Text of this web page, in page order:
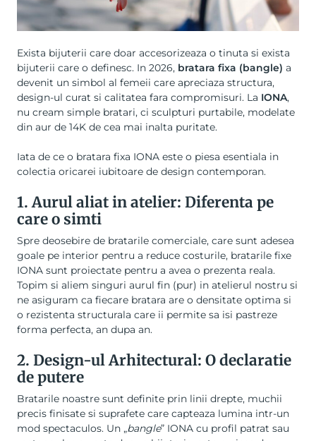
Exista bijuterii care doar accesorizeaza o tinuta si exista
bijuterii care o definesc. In 2026, bratara fixa (bangle) a
devenit un simbol al femeii care apreciaza structura,
design-ul curat si calitatea fara compromisuri. La IONA,
nu cream simple bratari, ci sculpturi purtabile, modelate
din aur de 14K de cea mai inalta puritate.
Iata de ce o bratara fixa IONA este o piesa esentiala in
colectia oricarei iubitoare de design contemporan.
1. Aurul aliat in atelier: Diferenta pe
care o simti
Spre deosebire de bratarile comerciale, care sunt adesea
goale pe interior pentru a reduce costurile, bratarile fixe
IONA sunt proiectate pentru a avea o prezenta reala.
Topim si aliem singuri aurul fin (pur) in atelierul nostru si
ne asiguram ca fiecare bratara are o densitate optima si
o rezistenta structurala care ii permite sa isi pastreze
forma perfecta, an dupa an.
2. Design-ul Arhitectural: O declaratie
de putere
Bratarile noastre sunt definite prin linii drepte, muchii
precis finisate si suprafete care capteaza lumina intr-un
mod spectaculos. Un „bangle” IONA cu profil patrat sau